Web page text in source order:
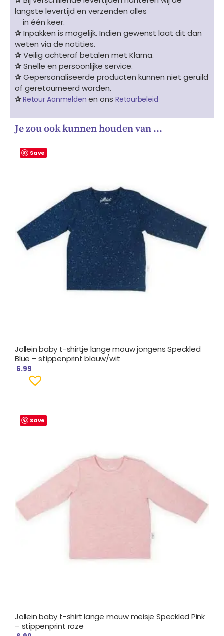
langste levertijd en verzenden alles
in één keer.
✰Inpakken is mogelijk. Indien gewenst laat dit dan
weten via de notities.
✰Veilig achteraf betalen met Klarna.
✰Snelle en persoonlijke service.
✰Gepersonaliseerde producten kunnen niet geruild
of geretourneerd worden.
✰Retour Aanmelden en ons Retourbeleid
Je zou ook kunnen houden van …
Save
Jollein baby t-shirtje lange mouw jongens Speckled
Blue – stippenprint blauw/wit
6.99
Save
Jollein baby t-shirt lange mouw meisje Speckled Pink
– stippenprint roze